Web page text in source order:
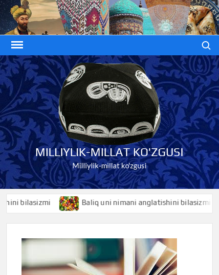
Skip
to
content
MILLIYLIK-MILLAT KO'ZGUSI
Milliylik-millat ko'zgusi
Baliq uni nimani anglatishini bilasizmi